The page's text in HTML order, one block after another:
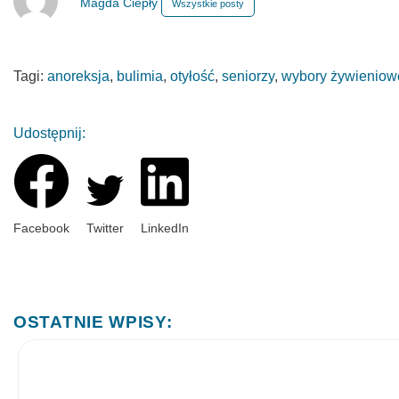
Wszystkie posty
Tagi: anoreksja, bulimia, otyłość, seniorzy, wybory
Udostępnij:
Facebook Twitter LinkedIn
OSTATNIE WPISY: